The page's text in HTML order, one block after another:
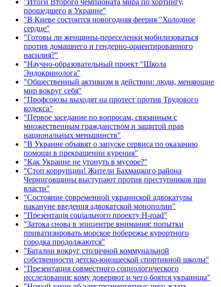
прошедшего в Украине"
"В Киеве состоится новогодняя феерия "Холодное
сердце"
"Готовы ли женщины-переселенки мобилизоваться
против домашнего и гендерно-ориентированного
насилия?"
"Научно-образовательный проект "Школа
Эндокринолога"
"Общественный активизм в действии: люди, меняющие
мир вокруг себя"
"Профсоюзы выходят на протест против Трудового
кодекса"
"Первое заседание по вопросам, связанным с
множественным гражданством и защитой прав
национальных меньшинств"
"В Украине объявят о запуске сервиса по оказанию
помощи в прекращении курения"
"Как Украине не утонуть в мусоре?"
"Стоп коррупции! Жители Бахмацкого района
Черниговщины выступают против преступников при
власти"
"Состояние современной украинской адвокатуры
накануне введения адвокатской монополии"
"Презентація соціального проекту H-road"
"Затока снова в эпицентре внимания: попытки
приватизировать морское побережье курортного
городка продолжаются"
"Баталии вокруг столичной коммунальной
собственности детско-юношеской спортивной школы"
"Презентация совместного социологического
исследования: кому доверяют и чего боятся украинцы"